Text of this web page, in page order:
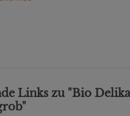
Links zu "Bio